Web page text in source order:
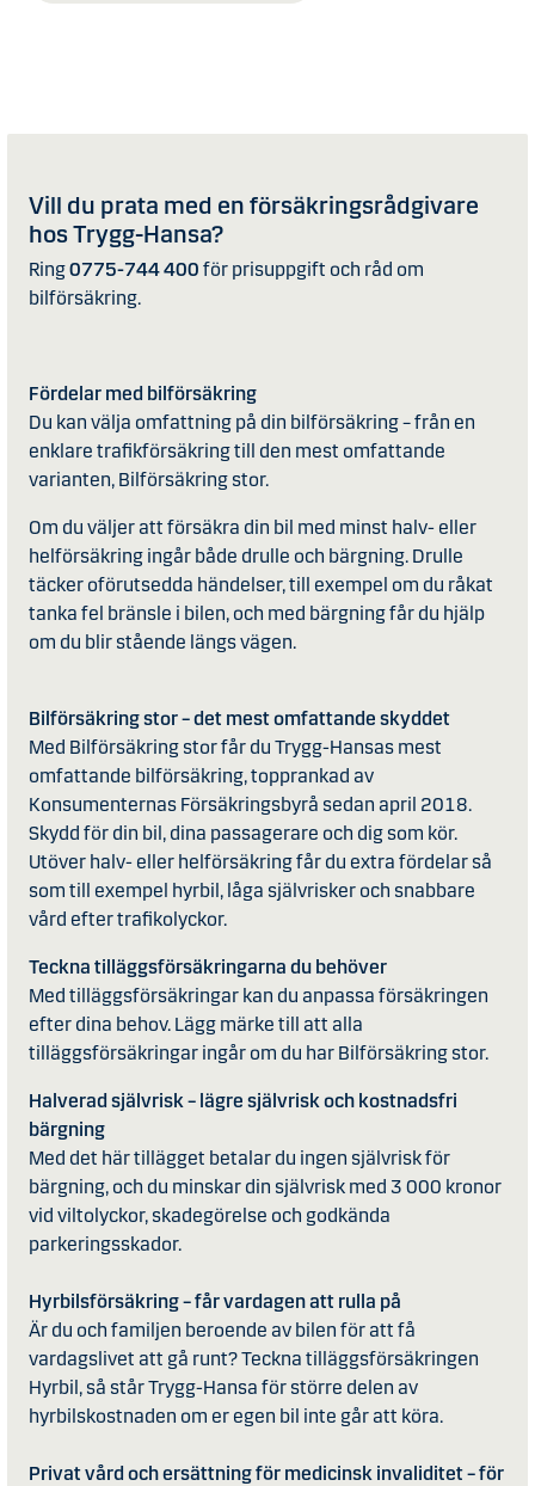
Vill du prata med en försäkringsrådgivare
hos Trygg-Hansa?
Ring0775-744 400 för prisuppgift och råd om
bilförsäkring.
Fördelar med bilförsäkring
Du kan välja omfattning på din bilförsäkring – från en
enklare trafikförsäkring till den mest omfattande
varianten, Bilförsäkring stor.
Om du väljer att försäkra din bil med minst halv- eller
helförsäkring ingår både drulle och bärgning. Drulle
täcker oförutsedda händelser, till exempel om du råkat
tanka fel bränsle i bilen, och med bärgning får du hjälp
om du blir stående längs vägen.
Bilförsäkring stor – det mest omfattande skyddet
Med Bilförsäkring stor får du Trygg-Hansas mest
omfattande bilförsäkring, topprankad av
Konsumenternas Försäkringsbyrå sedan april 2018.
Skydd för din bil, dina passagerare och dig som kör.
Utöver halv- eller helförsäkring får du extra fördelar så
som till exempel hyrbil, låga självrisker och snabbare
vård efter trafikolyckor.
Teckna tilläggsförsäkringarna du behöver
Med tilläggsförsäkringar kan du anpassa försäkringen
efter dina behov. Lägg märke till att alla
tilläggsförsäkringar ingår om du har Bilförsäkring stor.
Halverad självrisk – lägre självrisk och kostnadsfri
bärgning
Med det här tillägget betalar du ingen självrisk för
bärgning, och du minskar din självrisk med 3 000 kronor
vid viltolyckor, skadegörelse och godkända
parkeringsskador.
Hyrbilsförsäkring – får vardagen att rulla på
Är du och familjen beroende av bilen för att få
vardagslivet att gå runt? Teckna tilläggsförsäkringen
Hyrbil, så står Trygg-Hansa för större delen av
hyrbilskostnaden om er egen bil inte går att köra.
Privat vård och ersättning för medicinsk invaliditet – för